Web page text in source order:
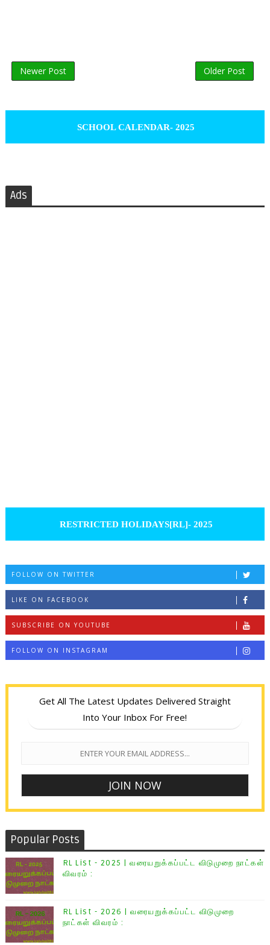
Newer Post Older Post
SCHOOL CALENDAR- 2025
Ads
RESTRICTED HOLIDAYS[RL]- 2025
FOLLOW ON TWITTER
LIKE ON FACEBOOK
SUBSCRIBE ON YOUTUBE
FOLLOW ON INSTAGRAM
Get All The Latest Updates Delivered Straight
Into Your Inbox For Free!
Popular Posts
RL List - 2025 | வரையறுக்கப்பட்ட விடுமுறை நாட்கள்
விவரம் :
RL List - 2026 | வரையறுக்கப்பட்ட விடுமுறை
நாட்கள் விவரம் :